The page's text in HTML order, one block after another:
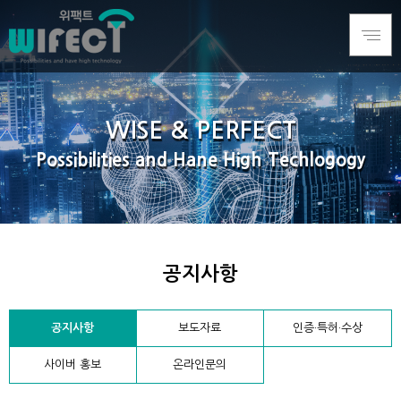
WISE & PERFECT
Possibilities and Hane High Techlogogy
공지사항
공지사항 보도자료 인증·특허·수상
사이버 홍보 온라인문의